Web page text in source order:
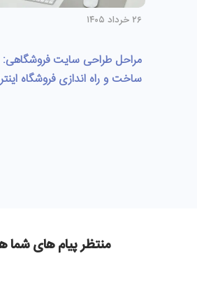
۲۶ خرداد ۱۴۰۵
ساخت و راه اندازی فروشگاه
منتظر پیام های شما